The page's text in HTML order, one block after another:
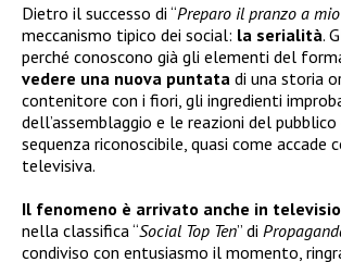
Dietro il successo di “Preparo il pranzo a
meccanismo tipico dei social: la serialità.
perché conoscono già gli elementi del
vedere una nuova puntata di una storia
contenitore con i fiori, gli ingredienti
dell’assemblaggio e le reazioni del
sequenza riconoscibile, quasi come accade
televisiva.
Il fenomeno è arrivato anche in
nella classifica “Social Top Ten” di
condiviso con entusiasmo il momento,